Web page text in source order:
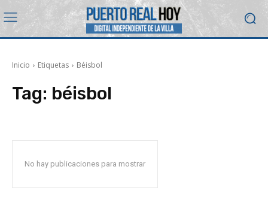
Inicio Etiquetas Béisbol
Tag: béisbol
No hay publicaciones para mostrar